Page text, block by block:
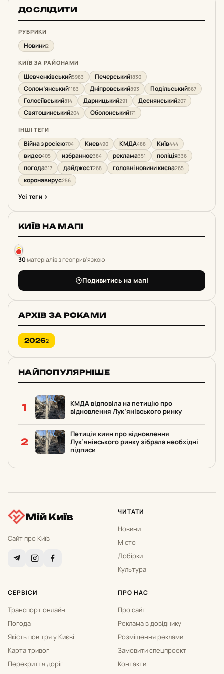
ДОСЛІДИТИ
РУБРИКИ
Новини2
КИЇВ ЗА РАЙОНАМИ
Шевченківський5983 Печерський1830
Солом’янський1183 Дніпровський893 Подільський867
Голосіївський814 Дарницький291 Деснянський207
Святошинський204 Оболонський171
ІНШІ ТЕГИ
Війна з росією704 Киев490 КМДА488 Київ444
видео405 избранное384 реклама351 поліція336
погода317 дайджест268 головні новини києва265
коронавирус256
Усі теги
КИЇВ НА МАПІ
30матеріалів з геоприв'язкою
Подивитись на мапі
АРХІВ ЗА РОКАМИ
20262
НАЙПОПУЛЯРНІШЕ
1
КМДА відповіла на петицію про
відновлення Лук’янівського ринку
2
Петиція киян про відновлення
Лук’янівського ринку зібрала необхідні
підписи
Мій Київ
Сайт про Київ
ЧИТАТИ
Новини
Місто
Добірки
Культура
СЕРВІСИ
Транспорт онлайн
Погода
Якість повітря у Києві
Карта тривог
Перекриття доріг
ПРО НАС
Про сайт
Реклама в довіднику
Розміщення реклами
Замовити спецпроект
Контакти